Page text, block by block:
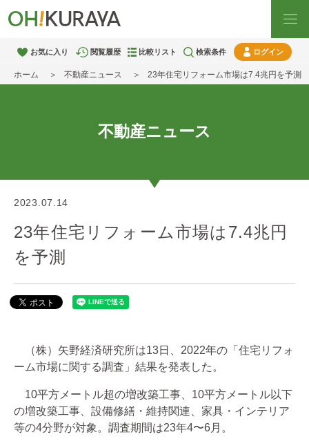
お気に入り 閲覧履歴 比較リスト 検索条件 ログイン
ホーム 不動産ニュース 23年住宅リフォーム市場は7.4兆円を予測
不動産ニュース
2023.07.14
23年住宅リフォーム市場は7.4兆円
を予測
（株）矢野経済研究所は13日、2022年の「住宅リフォ
ーム市場に関する調査」結果を発表した。
10平方メートル超の増改築工事、10平方メートル以下
の増改築工事、設備修繕・維持関連、家具・インテリア
等の4分野が対象。調査期間は23年4〜6月。